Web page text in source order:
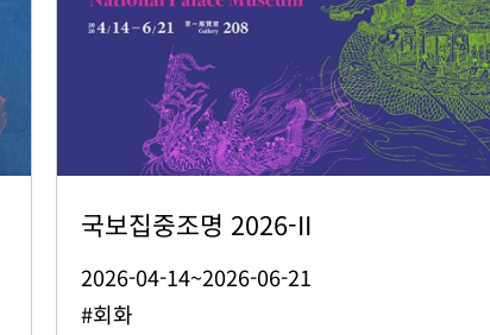
국보집중조명 2026-II
2026-04-14~2026-06-21
#회화